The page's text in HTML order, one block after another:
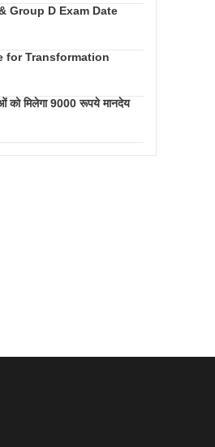
Group D Exam Date
for Transformation
को मिलेगा 9000 रूपये मानदेय